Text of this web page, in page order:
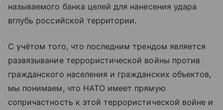
называемого банка целей для нанесения удара
вглубь российской территории.
С учётом того, что последним трендом является
развязывание террористической войны против
гражданского населения и гражданских объектов,
мы понимаем, что НАТО имеет прямую
сопричастность к этой террористической войне и